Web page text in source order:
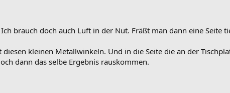
brauch doch auch Luft in der Nut. Fräßt man dann eine Seite
diesen kleinen Metallwinkeln. Und in die Seite die an der
dann das selbe Ergebnis rauskommen.